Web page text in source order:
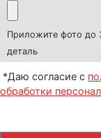
Приложите фото до
деталь
*Даю согласие с
обработки